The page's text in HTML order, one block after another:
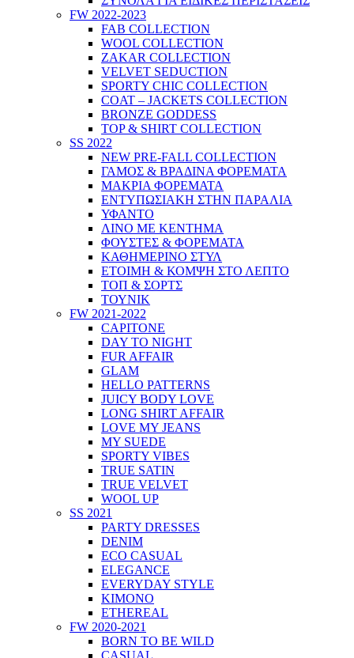
FW 2022-2023
FAB COLLECTION
WOOL COLLECTION
ZAKAR COLLECTION
VELVET SEDUCTION
SPORTY CHIC COLLECTION
COAT – JACKETS COLLECTION
BRONZE GODDESS
TOP & SHIRT COLLECTION
SS 2022
NEW PRE-FALL COLLECTION
ΓΑΜΟΣ & ΒΡΑΔΙΝΑ ΦΟΡΕΜΑΤΑ
ΜΑΚΡΙΑ ΦΟΡΕΜΑΤΑ
ΕΝΤΥΠΩΣΙΑΚΗ ΣΤΗΝ ΠΑΡΑΛΙΑ
ΥΦΑΝΤΟ
ΛΙΝΟ ΜΕ ΚΕΝΤΗΜΑ
ΦΟΥΣΤΕΣ & ΦΟΡΕΜΑΤΑ
ΚΑΘΗΜΕΡΙΝΟ ΣΤΥΛ
ΕΤΟΙΜΗ & ΚΟΜΨΗ ΣΤΟ ΛΕΠΤΟ
ΤΟΠ & ΣΟΡΤΣ
ΤΟΥΝΙΚ
FW 2021-2022
CAPITONE
DAY TO NIGHT
FUR AFFAIR
GLAM
HELLO PATTERNS
JUICY BODY LOVE
LONG SHIRT AFFAIR
LOVE MY JEANS
MY SUEDE
SPORTY VIBES
TRUE SATIN
TRUE VELVET
WOOL UP
SS 2021
PARTY DRESSES
DENIM
ECO CASUAL
ELEGANCE
EVERYDAY STYLE
KIMONO
ETHEREAL
FW 2020-2021
BORN TO BE WILD
CASUAL